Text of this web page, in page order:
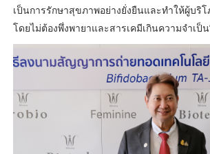
เป็นการรักษาสุขภาพอย่างยั่งยืนและทำให้ผู้บ
โดยไม่ต้องพึ่งพายาและสารเคมีเกินความจำเป็